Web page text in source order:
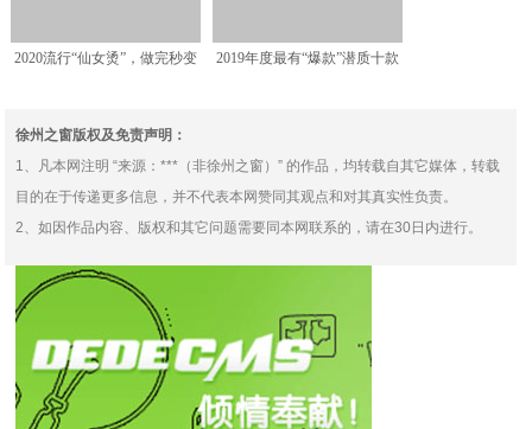
2020流行“仙女烫”，做完秒变
2019年度最有“爆款”潜质十款
徐州之窗版权及免责声明：
1、凡本网注明 “来源：***（非徐州之窗）” 的作品，均转载自其它媒体，转载
目的在于传递更多信息，并不代表本网赞同其观点和对其真实性负责。
2、如因作品内容、版权和其它问题需要同本网联系的，请在30日内进行。